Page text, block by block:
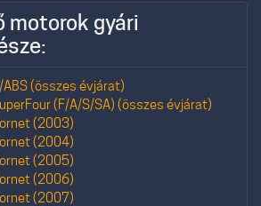
motorok gyári
ABS (összes évjárat)
(F/A/S/SA) (összes évjárat)
(2003)
(2004)
(2005)
(2006)
(2007)